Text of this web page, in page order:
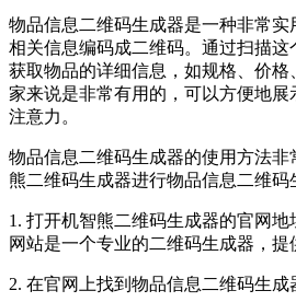
物品信息二维码生成器是一种非常
相关信息编码成二维码。通过扫描
获取物品的详细信息，如规格、价
家来说是非常有用的，可以方便地
注意力。
物品信息二维码生成器的使用方法
熊二维码生成器进行物品信息二维码
1. 打开机智熊二维码生成器的官网地
网站是一个专业的二维码生成器，提
2. 在官网上找到物品信息二维码生成